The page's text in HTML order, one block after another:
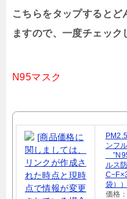
こちらをタップするとど
ますので、一度チェック
N95マスク
ンフ
ルス
袋））
価格